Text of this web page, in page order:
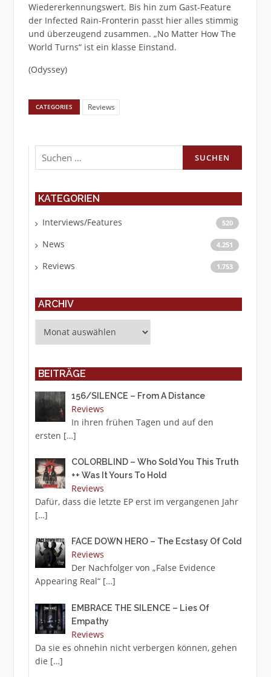
Wiedererkennungswert. Bis hin zum Gast-Feature
der Infected Rain-Fronterin passt hier alles stimmig
und überzeugend zusammen. „No Matter How The
World Turns“ ist ein klasse Einstand.
(Odyssey)
CATEGORIES Reviews
Suchen
nach:
KATEGORIEN
Interviews/Features 520
News 4.251
Reviews 1.753
ARCHIV
BEITRÄGE
156/SILENCE – From A Distance
Reviews
In ihren frühen Tagen und auf den
ersten […]
COLORBLIND – Who Sold You This Truth
++ Was It Yours To Hold
Reviews
Dafür, dass die letzte EP erst im vergangenen Jahr
[…]
FACE DOWN HERO – The Ecstasy Of Cold
Reviews
Der Nachfolger von „False Evidence
Appearing Real“ […]
EMBRACE THE SILENCE – Lies Of
Empathy
Reviews
Da sie es ohnehin nicht verbergen können, gehen
die […]